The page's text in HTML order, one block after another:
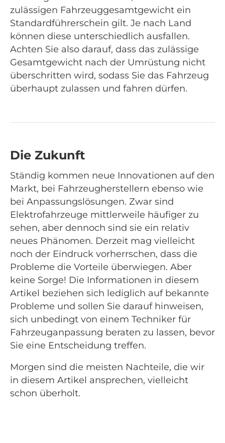
zulässigen Fahrzeuggesamtgewicht ein
Standardführerschein gilt. Je nach Land
können diese unterschiedlich ausfallen.
Achten Sie also darauf, dass das zulässige
Gesamtgewicht nach der Umrüstung nicht
überschritten wird, sodass Sie das Fahrzeug
überhaupt zulassen und fahren dürfen.
Die Zukunft
Ständig kommen neue Innovationen auf den
Markt, bei Fahrzeugherstellern ebenso wie
bei Anpassungslösungen. Zwar sind
Elektrofahrzeuge mittlerweile häufiger zu
sehen, aber dennoch sind sie ein relativ
neues Phänomen. Derzeit mag vielleicht
noch der Eindruck vorherrschen, dass die
Probleme die Vorteile überwiegen. Aber
keine Sorge! Die Informationen in diesem
Artikel beziehen sich lediglich auf bekannte
Probleme und sollen Sie darauf hinweisen,
sich unbedingt von einem Techniker für
Fahrzeuganpassung beraten zu lassen, bevor
Sie eine Entscheidung treffen.
Morgen sind die meisten Nachteile, die wir
in diesem Artikel ansprechen, vielleicht
schon überholt.